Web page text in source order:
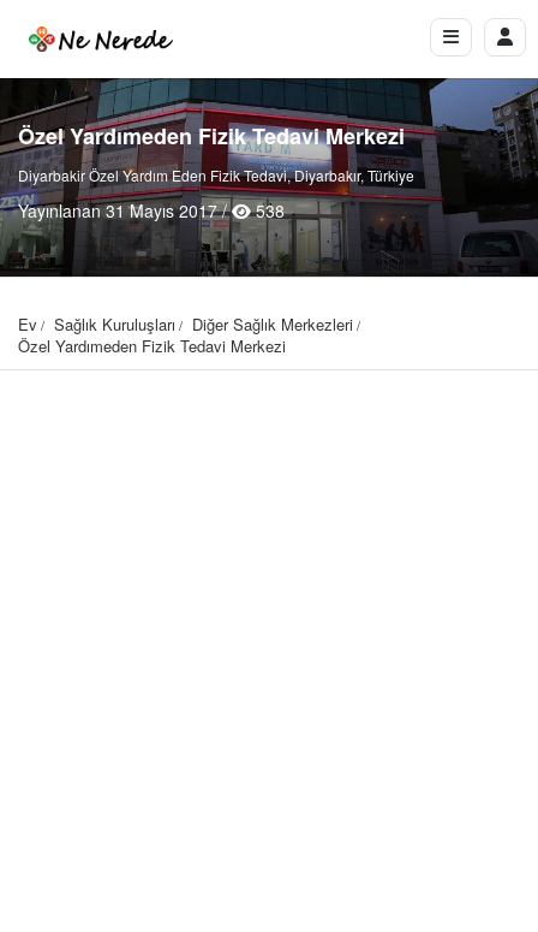
Özel Yardımeden Fizik Tedavi Merkezi
Diyarbakir Özel Yardım Eden Fizik Tedavi, Diyarbakır, Türkiye
Yayınlanan 31 Mayıs 2017 / 538
Ev Sağlık Kuruluşları
Diğer Sağlık Merkezleri
Özel Yardımeden Fizik Tedavi Merkezi